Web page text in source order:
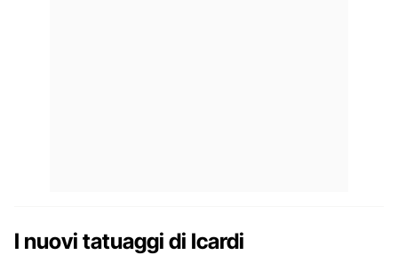
I nuovi tatuaggi di Icardi